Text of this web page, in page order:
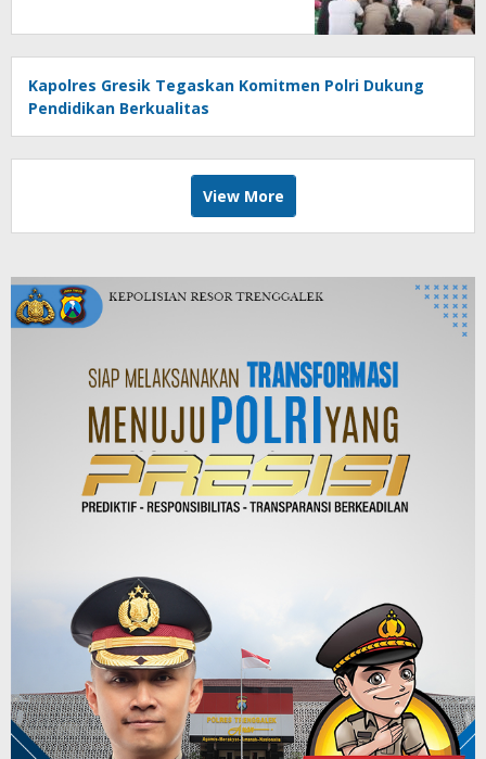
Kapolres Gresik Tegaskan Komitmen Polri Dukung
Pendidikan Berkualitas
View More